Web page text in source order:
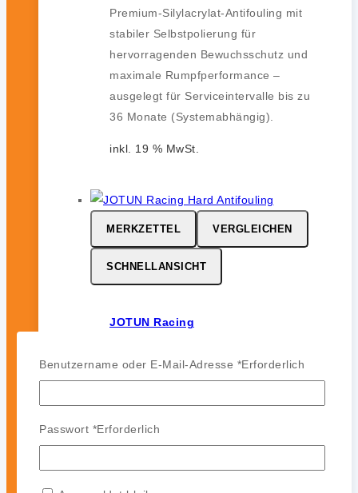
Premium-Silylacrylat-Antifouling mit
stabiler Selbstpolierung für
hervorragenden Bewuchsschutz und
maximale Rumpfperformance –
ausgelegt für Serviceintervalle bis zu
36 Monate (Systemabhängig).
inkl. 19 % MwSt.
MERKZETTEL VERGLEICHEN
SCHNELLANSICHT
JOTUN Racing
164,99 €-142,99€
JOTUN Racing ist ein
leistungsstarkes Hartantifouling für
Hochgeschwindigkeits- und
Benutzername oder E-Mail-Adresse *Erforderlich
Passwort *Erforderlich